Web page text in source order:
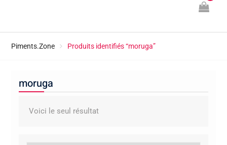
Piments.Zone Produits identifiés “moruga”
moruga
Voici le seul résultat